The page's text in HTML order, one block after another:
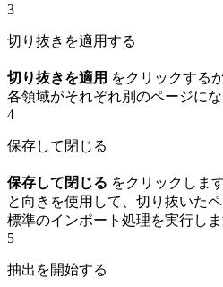
3
切り抜きを適用する
切り抜きを適用 をクリックするか
各領域がそれぞれ別のページにな
4
保存して閉じる
保存して閉じる をクリックしま
と向きを使用して、切り抜いた
標準のインポート処理を実行しま
5
抽出を開始する